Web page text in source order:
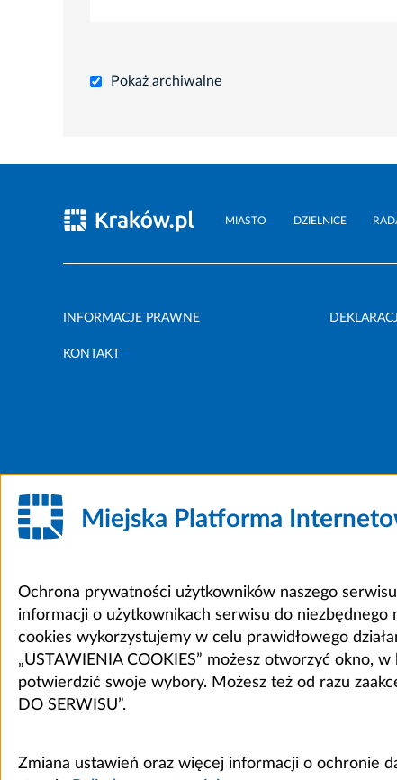
Pokaż archiwalne
MIASTO DZIELNICE
INFORMACJE PRAWNE
KONTAKT
Miejska Platforma
Ochrona prywatności użytkowników naszego
informacji o użytkownikach serwisu do niezbędnego
cookies wykorzystujemy w celu prawidłowego
„USTAWIENIA COOKIES” możesz otworzyć okno,
potwierdzić swoje wybory. Możesz też od razu
DO SERWISU”.
Zmiana ustawień oraz więcej informacji o ochronie